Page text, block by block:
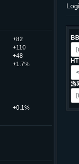
+82
+110
+48
+1.7%
+0.1%
游